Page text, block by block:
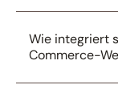
Wie integriert
Commerce-